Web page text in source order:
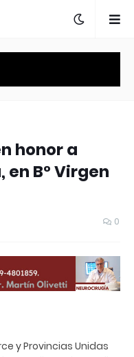
honor a
en B° Virgen
0
y Provincias Unidas